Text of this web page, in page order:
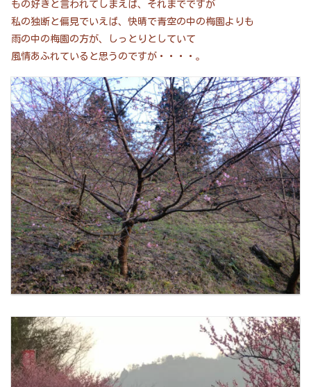
もの好きと言われてしまえば、それまでですが
私の独断と偏見でいえば、快晴で青空の中の梅園よりも
雨の中の梅園の方が、しっとりとしていて
風情あふれていると思うのですが・・・・。